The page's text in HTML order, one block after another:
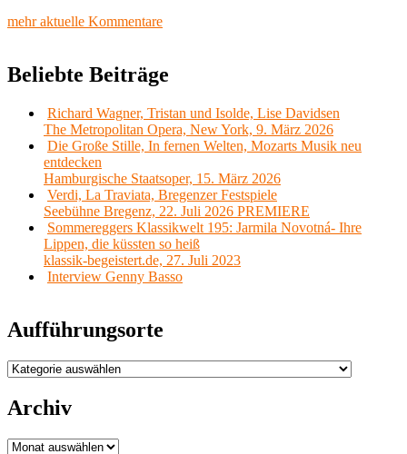
mehr aktuelle Kommentare
Beliebte Beiträge
Richard Wagner, Tristan und Isolde, Lise Davidsen
The Metropolitan Opera, New York, 9. März 2026
Die Große Stille, In fernen Welten, Mozarts Musik neu
entdecken
Hamburgische Staatsoper, 15. März 2026
Verdi, La Traviata, Bregenzer Festspiele
Seebühne Bregenz, 22. Juli 2026 PREMIERE
Sommereggers Klassikwelt 195: Jarmila Novotná- Ihre
Lippen, die küssten so heiß
klassik-begeistert.de, 27. Juli 2023
Interview Genny Basso
Aufführungsorte
Aufführungsorte
Archiv
Archiv